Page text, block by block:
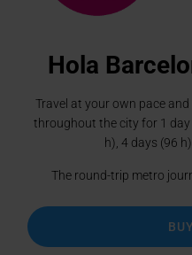
BUY NOW
Hola
Travel at your own pace
throughout the city for 1 day
h), 4 days (96
The round-trip metro